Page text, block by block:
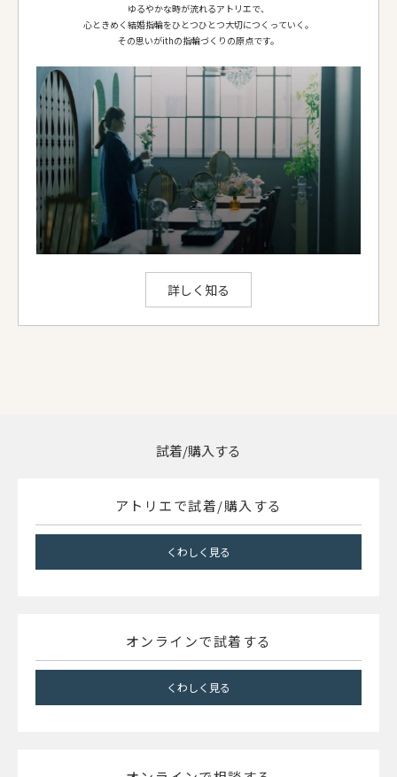
鏡面
-
お選びいただける地金：
プラチナ950
K18イエローゴールド K18ピンクゴールド K18シャンパンゴールド
K18ホワイトゴールド
ithのアレンジでできること
ゆるやかな時が流れるアトリエで、
心ときめく結婚指輪をひとつひとつ大切につくっていく。
その思いがithの指輪づくりの原点です。
詳しく知る
試着/購入する
アトリエで試着/購入する
くわしく見る
オンラインで試着する
くわしく見る